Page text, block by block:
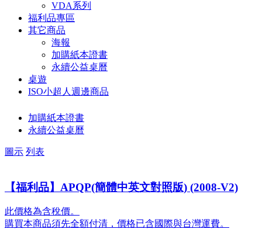
VDA系列
福利品專區
其它商品
海報
加購紙本證書
永續公益桌曆
桌遊
ISO小超人週邊商品
加購紙本證書
永續公益桌曆
圖示 列表
【福利品】APQP(簡體中英文對照版) (2008-V2)
此價格為含稅價。
購買本商品須先全額付清，價格已含國際與台灣運費。